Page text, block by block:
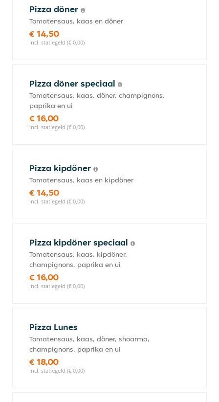
Pizza döner
Tomatensaus, kaas en döner
€ 14,50
incl. statiegeld (€ 0,00)
Pizza döner speciaal
Tomatensaus, kaas, döner, champignons,
paprika en ui
€ 16,00
incl. statiegeld (€ 0,00)
Pizza kipdöner
Tomatensaus, kaas en kipdöner
€ 14,50
incl. statiegeld (€ 0,00)
Pizza kipdöner speciaal
Tomatensaus, kaas, kipdöner,
champignons, paprika en ui
€ 16,00
incl. statiegeld (€ 0,00)
Pizza Lunes
Tomatensaus, kaas, döner, shoarma,
champignons, paprika en ui
€ 18,00
incl. statiegeld (€ 0,00)